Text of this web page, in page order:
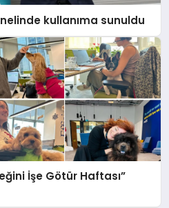
kullanıma sunuldu
İşe Götür Haftası”